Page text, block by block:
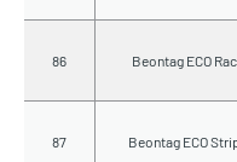
86 Beontag ECO
87 Beontag ECO